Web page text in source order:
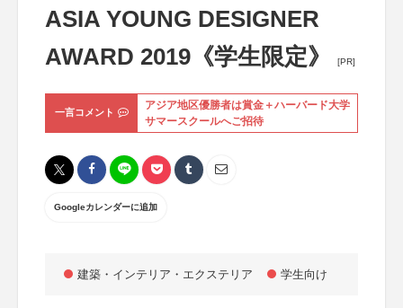
ASIA YOUNG DESIGNER
AWARD 2019《学生限定》
[PR]
一言コメント
アジア地区優勝者は賞金＋ハーバード大学
サマースクールへご招待
Googleカレンダーに追加
建築・インテリア・エクステリア 学生向け